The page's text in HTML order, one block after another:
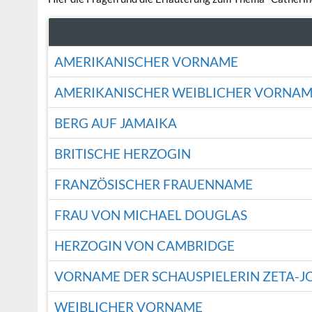
AMERIKANISCHER VORNAME
AMERIKANISCHER WEIBLICHER
BERG AUF JAMAIKA
BRITISCHE HERZOGIN
FRANZÖSISCHER FRAUENNAME
FRAU VON MICHAEL DOUGLAS
HERZOGIN VON CAMBRIDGE
VORNAME DER SCHAUSPIELERIN ZETA-
WEIBLICHER VORNAME